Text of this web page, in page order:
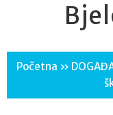
Početna »